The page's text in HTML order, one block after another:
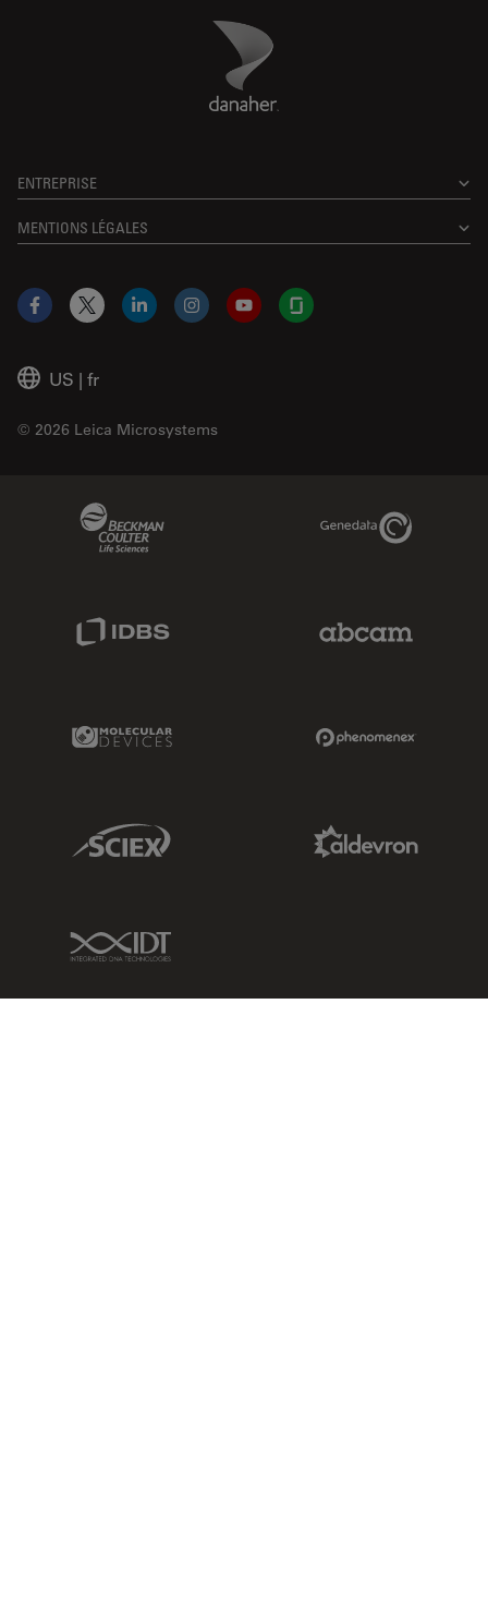
Danaher Logo
ENTREPRISE
MENTIONS LÉGALES
US | fr
© 2026 Leica Microsystems
Facebook
X LinkedInInstagramYouTubeGlassdoor
Genedata Link
Molecular Devices Link
Sciex Link
IDT Link